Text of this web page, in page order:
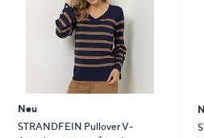
Neu
STRANDFEIN Pullover V-